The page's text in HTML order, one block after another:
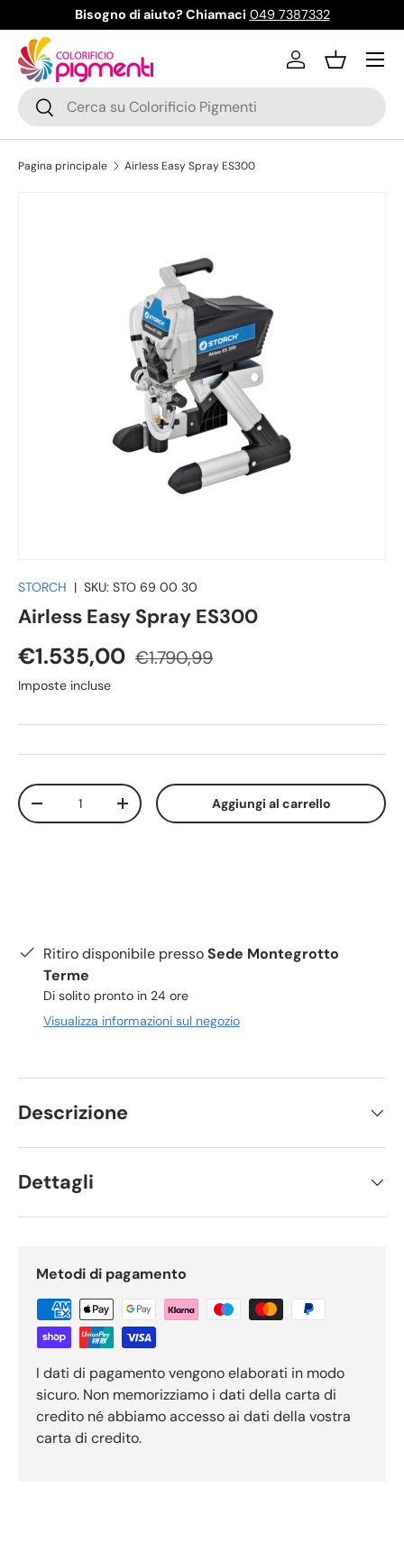
Passa ai contenuti
Bisogno di aiuto? Chiamaci 049 7387332
Cerca
Cerca
AccediCestino
Menu
Pagina principale Airless Easy Spray ES300
STORCH | SKU: STO 69 00 30
Airless Easy Spray ES300
€1.535,00 €1.790,99
Imposte incluse
Q.tà
-
+ Aggiungi al carrello
Ritiro disponibile pressoSede Montegrotto
Terme
Di solito pronto in 24 ore
Visualizza informazioni sul negozio
Descrizione
Dettagli
Metodi di pagamento
I dati di pagamento vengono elaborati in modo
sicuro. Non memorizziamo i dati della carta di
credito né abbiamo accesso ai dati della vostra
carta di credito.